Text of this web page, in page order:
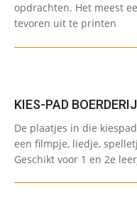
opdrachten. Het meest
tevoren uit te printen
KIES-PAD BOERDERIJ
01-
15
De plaatjes in die
een filmpje, liedje,
Geschikt voor 1 en 2e